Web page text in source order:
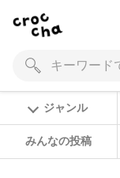
ジャンル
みんなの投稿